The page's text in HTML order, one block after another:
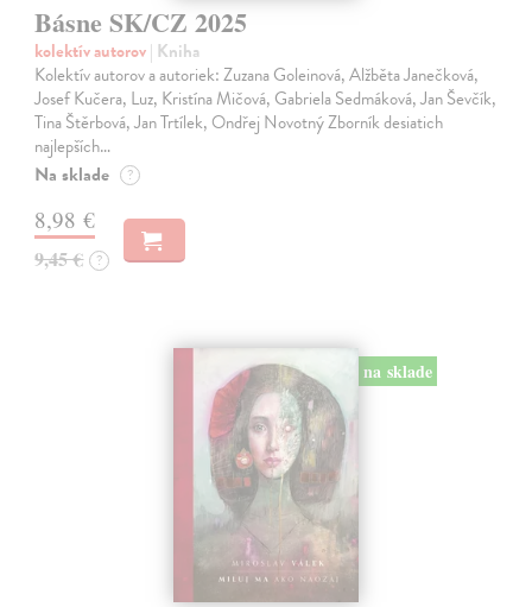
Básne SK/CZ 2025
kolektív autorov| Kniha
Kolektív autorov a autoriek: Zuzana Goleinová, Alžběta Janečková,
Josef Kučera, Luz, Kristína Mičová, Gabriela Sedmáková, Jan Ševčík,
Tina Štěrbová, Jan Trtílek, Ondřej Novotný Zborník desiatich
najlepších…
Na sklade ?
8,98 €
9,45 € ?
na sklade